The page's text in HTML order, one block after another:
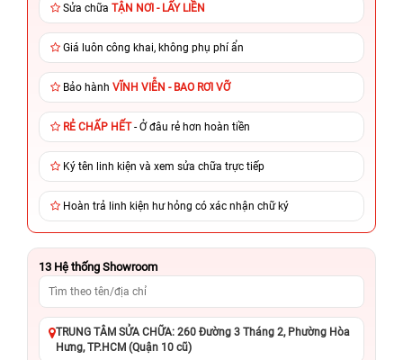
Sửa chữa TẬN NƠI - LẤY LIỀN
Giá luôn công khai, không phụ phí ẩn
Bảo hành VĨNH VIỄN - BAO RƠI VỠ
RẺ CHẤP HẾT- Ở đâu rẻ hơn hoàn tiền
Ký tên linh kiện và xem sửa chữa trực tiếp
Hoàn trả linh kiện hư hỏng có xác nhận chữ ký
13 Hệ thống Showroom
TRUNG TÂM SỬA CHỮA: 260 Đường 3 Tháng 2, Phường Hòa
Hưng, TP.HCM (Quận 10 cũ)